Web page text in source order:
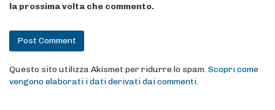
la prossima volta che commento.
Questo sito utilizza Akismet per ridurre lo spam.Scopri come
vengono elaborati i dati derivati dai commenti.